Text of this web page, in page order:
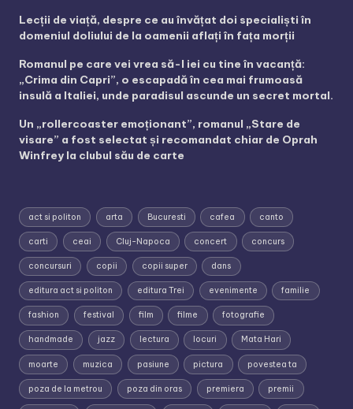
Lecții de viață, despre ce au învățat doi specialiști în
domeniul doliului de la oamenii aflați în fața morții
Romanul pe care vei vrea să-l iei cu tine în vacanță:
„Crima din Capri”, o escapadă în cea mai frumoasă
insulă a Italiei, unde paradisul ascunde un secret mortal.
Un „rollercoaster emoționant”, romanul „Stare de
visare” a fost selectat și recomandat chiar de Oprah
Winfrey la clubul său de carte
act si politon arta Bucuresti cafea canto
carti ceai Cluj-Napoca concert concurs
concursuri copii copii super dans
editura act si politon editura Trei evenimente familie
fashion festival film filme fotografie
handmade jazz lectura locuri Mata Hari
moarte muzica pasiune pictura povestea ta
poza de la metrou poza din oras premiera premii